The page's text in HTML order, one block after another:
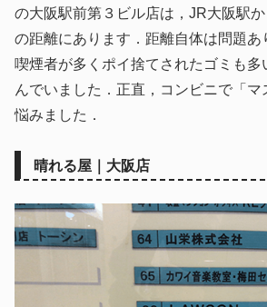
の大阪駅前第３ビル店は，JR大阪駅
の距離にあります．距離自体は問題あ
喫煙者が多くポイ捨てされたゴミも多
んでいました．正直，コンビニで「マ
悩みました．
晴れる屋｜大阪店